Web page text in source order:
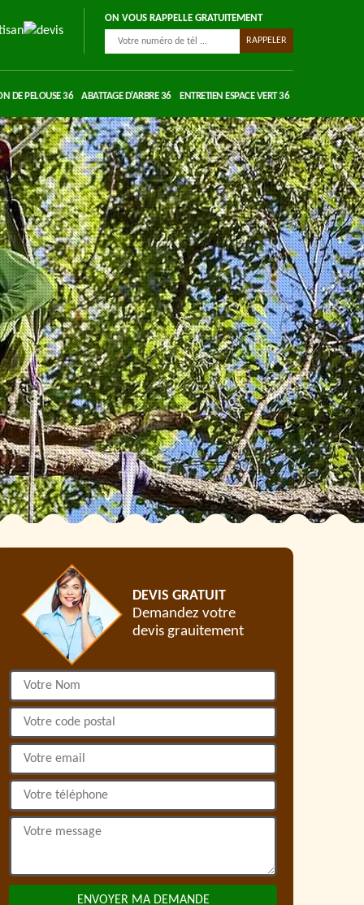
ON VOUS RAPPELLE GRATUITEMENT
DE PELOUSE 36 ABATTAGE D'ARBRE 36 ENTRETIEN ESPACE VERT 36
DEVIS GRATUIT
Demandez votre
devis grauitement